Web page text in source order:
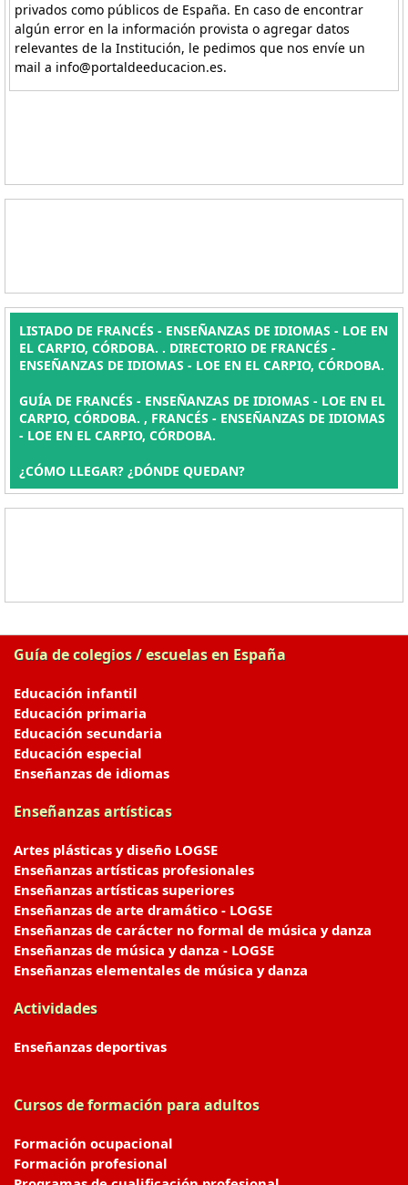
privados como públicos de España. En caso de encontrar
algún error en la información provista o agregar datos
relevantes de la Institución, le pedimos que nos envíe un
mail a info@portaldeeducacion.es.
LISTADO DE FRANCÉS - ENSEÑANZAS DE IDIOMAS - LOE EN
EL CARPIO, CÓRDOBA. . DIRECTORIO DE FRANCÉS -
ENSEÑANZAS DE IDIOMAS - LOE EN EL CARPIO, CÓRDOBA.
GUÍA DE FRANCÉS - ENSEÑANZAS DE IDIOMAS - LOE EN EL
CARPIO, CÓRDOBA. , FRANCÉS - ENSEÑANZAS DE IDIOMAS
- LOE EN EL CARPIO, CÓRDOBA.
¿CÓMO LLEGAR? ¿DÓNDE QUEDAN?
Guía de colegios / escuelas en España
Educación infantil
Educación primaria
Educación secundaria
Educación especial
Enseñanzas de idiomas
Enseñanzas artísticas
Artes plásticas y diseño LOGSE
Enseñanzas artísticas profesionales
Enseñanzas artísticas superiores
Enseñanzas de arte dramático - LOGSE
Enseñanzas de carácter no formal de música y danza
Enseñanzas de música y danza - LOGSE
Enseñanzas elementales de música y danza
Actividades
Enseñanzas deportivas
Cursos de formación para adultos
Formación ocupacional
Formación profesional